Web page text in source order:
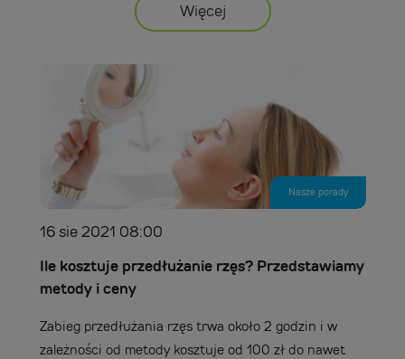
Więcej
Nasze porady
16 sie 2021 08:00
Ile kosztuje przedłużanie rzęs? Przedstawiamy
metody i ceny
Zabieg przedłużania rzęs trwa około 2 godzin i w
zależności od metody kosztuje od 100 zł do nawet